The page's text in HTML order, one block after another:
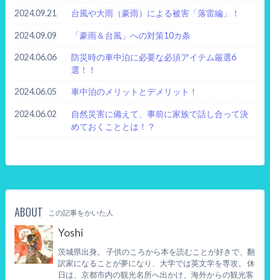
2024.09.21 台風や大雨（豪雨）による被害「落雷編」！
2024.09.09 「豪雨＆台風」への対策10カ条
2024.06.06
防災時の車中泊に必要な必須アイテム厳選6
選！！
2024.06.05 車中泊のメリットとデメリット！
2024.06.02
自然災害に備えて、事前に家族で話し合って決
めておくこととは！？
ABOUT この記事をかいた人
Yoshi
茨城県出身。 子供のころから本を読むことが好きで、翻
訳家になることが夢になり、大学では英文学を専攻。 休
日は、京都市内の観光名所へ出かけ、海外からの観光客